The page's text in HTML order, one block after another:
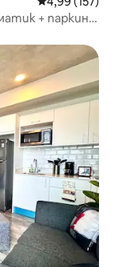
+ паркинг